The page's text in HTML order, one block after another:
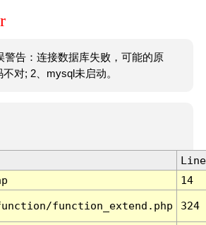
警告：连接数据库失败，可能的原
对; 2、mysql未启动。
Line
14
function_extend.php 324